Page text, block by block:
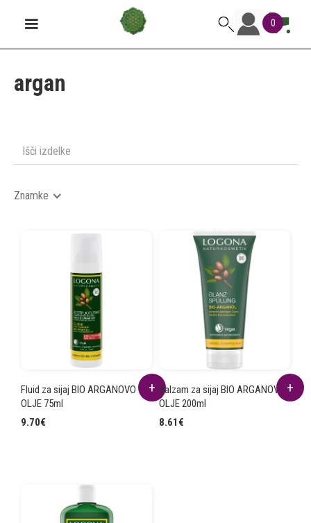
0
argan
Znamke
Fluid za sijaj BIO ARGANOVO
OLJE 75ml
9.70€
Balzam za sijaj BIO ARGANOVO
OLJE 200ml
8.61 €